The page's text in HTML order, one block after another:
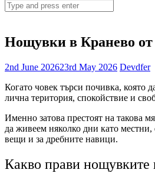
Search
for:
Нощувки в Кранево от
2nd June 202623rd May 2026 Devdfer
Когато човек търси почивка, която
лична територия, спокойствие и
Именно затова престоят на такова
да живеем няколко дни като
вещи и за дребните навици.
Какво прави нощувките